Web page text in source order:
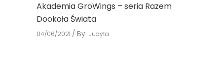
Akademia GroWings – seria Razem
Dookoła Świata
04/06/2021 By Judyta